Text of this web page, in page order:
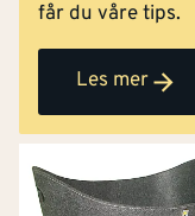
får du våre tips.
Les mer